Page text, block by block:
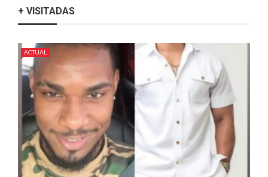
+ VISITADAS
ACTUAL